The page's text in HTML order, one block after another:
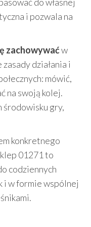
i pozwala na
zachowywaćw
działania i
mówić,
na swoją kolej.
środowisku gry,
konkretnego
01271 to
codziennych
i w formie wspólnej